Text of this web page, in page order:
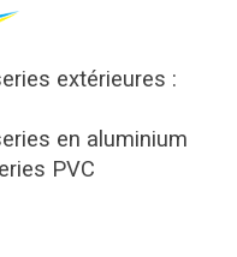
extérieures :
en aluminium
PVC